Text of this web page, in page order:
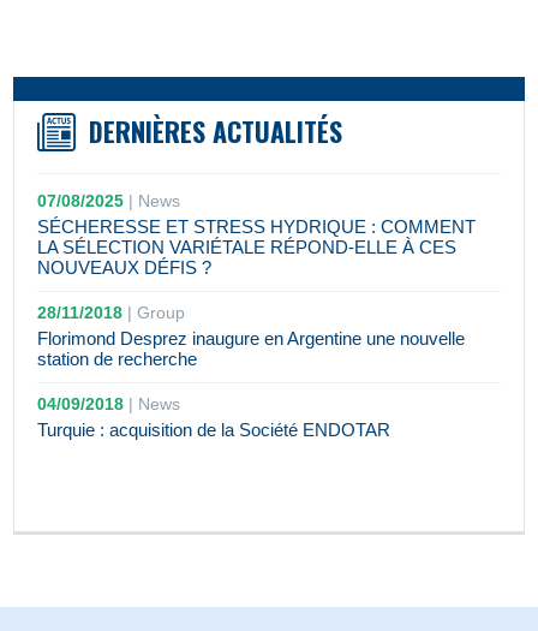
DERNIÈRES ACTUALITÉS
07/08/2025 | News
SÉCHERESSE ET STRESS HYDRIQUE : COMMENT
LA SÉLECTION VARIÉTALE RÉPOND-ELLE À CES
NOUVEAUX DÉFIS ?
28/11/2018 |Group
Florimond Desprez inaugure en Argentine une nouvelle
station de recherche
04/09/2018 | News
Turquie : acquisition de la Société ENDOTAR